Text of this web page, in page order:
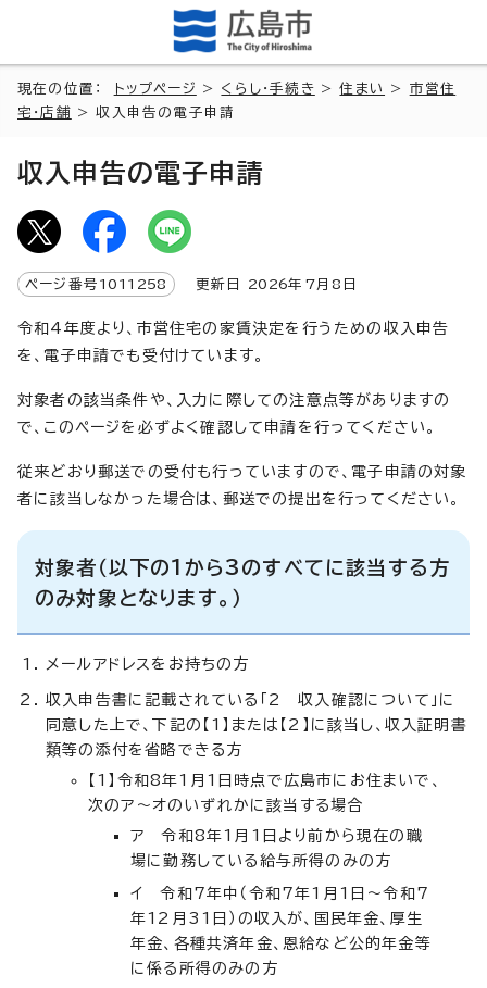
現在の位置： トップページ > くらし・手続き >住まい > 市営住
宅・店舗 > 収入申告の電子申請
収入申告の電子申請
ページ番号 1011258 更新日 2026年7月8日
令和4年度より、市営住宅の家賃決定を行うための収入申告
を、電子申請でも受付けています。
対象者の該当条件や、入力に際しての注意点等がありますの
で、このページを必ずよく確認して申請を行ってください。
従来どおり郵送での受付も行っていますので、電子申請の対象
者に該当しなかった場合は、郵送での提出を行ってください。
対象者（以下の1から3のすべてに該当する方
のみ対象となります。）
メールアドレスをお持ちの方
収入申告書に記載されている「2 収入確認について」に
同意した上で、下記の【1】または【2】に該当し、収入証明書
類等の添付を省略できる方
【1】令和8年1月1日時点で広島市にお住まいで、
次のア～オのいずれかに該当する場合
ア 令和8年1月1日より前から現在の職
場に勤務している給与所得のみの方
イ 令和7年中（令和7年1月1日～令和7
年12月31日）の収入が、国民年金、厚生
年金、各種共済年金、恩給など公的年金等
に係る所得のみの方